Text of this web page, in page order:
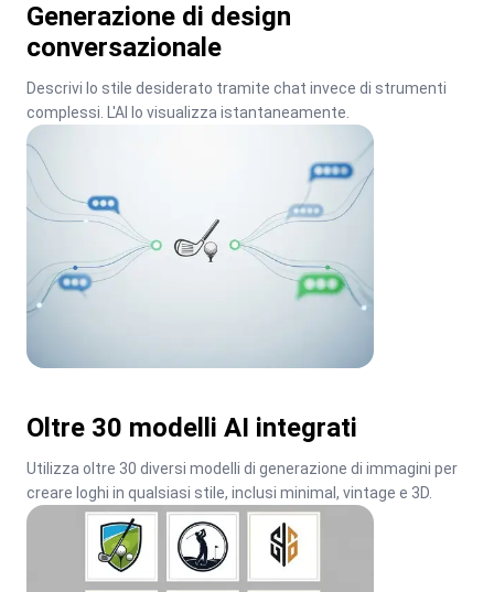
Generazione di design
conversazionale
Descrivi lo stile desiderato tramite chat invece di strumenti
complessi. L'AI lo visualizza istantaneamente.
Oltre 30 modelli AI integrati
Utilizza oltre 30 diversi modelli di generazione di immagini per
creare loghi in qualsiasi stile, inclusi minimal, vintage e 3D.